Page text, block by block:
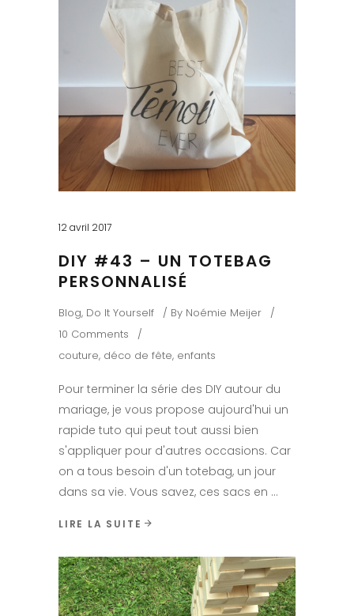
12 avril 2017
DIY #43 – UN TOTEBAG
PERSONNALISÉ
Blog, Do It Yourself By Noémie Meijer
10 Comments
couture, déco de fête, enfants
Pour terminer la série des DIY autour du
mariage, je vous propose aujourd'hui un
rapide tuto qui peut tout aussi bien
s'appliquer pour d'autres occasions. Car
on a tous besoin d'un totebag, un jour
dans sa vie. Vous savez, ces sacs en
LIRE LA SUITE